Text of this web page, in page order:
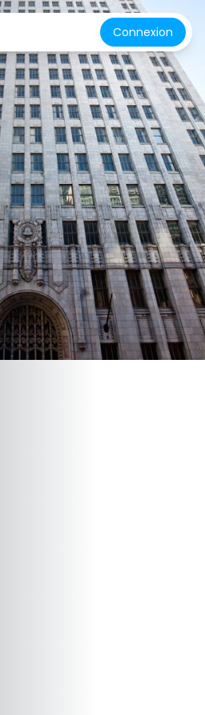
Connexion